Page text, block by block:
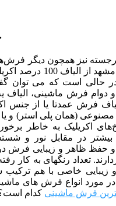
نیز همچون دیگر
در شرکت فرش نگین مشهد از
حالی است که می توان
دوام فرش ماشینی، الیاف
فرش عمدتا یا از جنس
(همان پلی استر) و یا
اکریلیک به خاطر
بیشتر در مقابل نور و
و حفظ ظاهر و زیبایی فرش
زیبایی خاصی با هم ترکیب
مورد انواع فرش های
فرش ماشینی